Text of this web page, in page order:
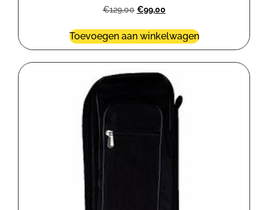
€129,00 €99,00
Toevoegen aan winkelwagen